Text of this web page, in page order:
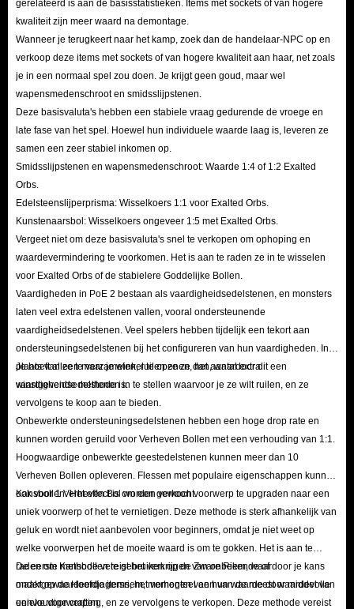
gerelateerd is aan de basisstatistieken. Items met sockets of van hogere
kwaliteit zijn meer waard na demontage.
Wanneer je terugkeert naar het kamp, ​​zoek dan de handelaar-NPC op en
verkoop deze items met sockets of van hogere kwaliteit aan haar, net zoals
je in een normaal spel zou doen. Je krijgt geen goud, maar wel
wapensmedenschroot en smidsslijpstenen.
Deze basisvaluta's hebben een stabiele vraag gedurende de vroege en
late fase van het spel. Hoewel hun individuele waarde laag is, leveren ze
samen een zeer stabiel inkomen op.
Smidsslijpstenen en wapensmedenschroot: Waarde 1:4 of 1:2 Exalted
Orbs.
Edelsteenslijperprisma: Wisselkoers 1:1 voor Exalted Orbs.
Kunstenaarsbol: Wisselkoers ongeveer 1:5 met Exalted Orbs.
Vergeet niet om deze basisvaluta's snel te verkopen om ophoping en
waardevermindering te voorkomen. Het is aan te raden ze in te wisselen
voor Exalted Orbs of de stabielere Goddelijke Bollen.
Vaardigheden in PoE 2 bestaan ​​als vaardigheidsedelstenen, en monsters
laten veel extra edelstenen vallen, vooral ondersteunende
vaardigheidsedelstenen. Veel spelers hebben tijdelijk een tekort aan
ondersteuningsedelstenen bij het configureren van hun vaardigheden. In
plaats van ze te verzamelen, ruilen ze ze dan, waardoor dit een
winstgevende methode is.
Je hoeft alleen maar je winkel te openen, het aantal extra
vaardigheidsedelstenen in te stellen waarvoor je ze wilt ruilen, en ze
vervolgens te koop aan te bieden.
Onbewerkte ondersteuningsedelstenen hebben een hoge drop rate en
kunnen worden geruild voor Verheven Bollen met een verhouding van 1:1.
Hoogwaardige onbewerkte geestedelstenen kunnen meer dan 10
Verheven Bollen opleveren. Flessen met populaire eigenschappen kunnen
ook voor 1 Verheven Bol worden verkocht.
Kansbollen: Het effect is om een ​​gewoon voorwerp te upgraden naar een
uniek voorwerp of het te vernietigen. Deze methode is sterk afhankelijk van
geluk en wordt niet aanbevolen voor beginners, omdat je niet weet op
welke voorwerpen het de moeite waard is om te gokken. Het is aan te
raden om Kansbollen te gebruiken op de Zware Riem, waardoor je kans
maakt op de Hoofdjagersriem, momenteel een van de meest waardevolle
unieke voorwerpen.
De eerste methode vereist het verkrijgen van onbekende of
ondergewaardeerde items, het verhogen van hun waarde door middel van
eenvoudige crafting, en ze vervolgens te verkopen. Deze methode vereist